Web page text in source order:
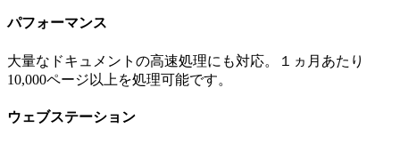
パフォーマンス
大量なドキュメントの高速処理にも対応。１ヵ月あたり
10,000ページ以上を処理可能です。
ウェブステーション